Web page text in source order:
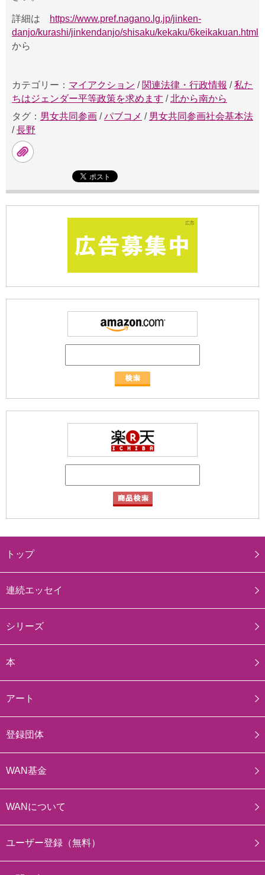
詳細は
https://www.pref.nagano.lg.jp/jinken-
danjo/kurashi/jinkendanjo/shisaku/kekaku/6keikakuan.html
から
カテゴリー： マイアクション / 関連法律・行政情報 / 私た
ちはジェンダー平等政策を求めます / 北から南から
タグ： 男女共同参画 / パブコメ / 男女共同参画社会基本法
/ 長野
トップ
連続エッセイ
シリーズ
本
アート
登録団体
WAN基金
WANについて
ユーザー登録（無料）